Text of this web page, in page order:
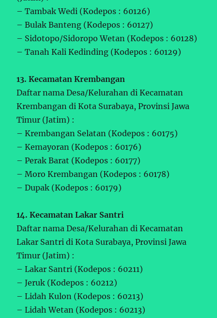
– Tambak Wedi (Kodepos : 60126)
– Bulak Banteng (Kodepos : 60127)
– Sidotopo/Sidoropo Wetan (Kodepos : 60128)
– Tanah Kali Kedinding (Kodepos : 60129)
13. Kecamatan Krembangan
Daftar nama Desa/Kelurahan di Kecamatan
Krembangan di Kota Surabaya, Provinsi Jawa
Timur (Jatim) :
– Krembangan Selatan (Kodepos : 60175)
– Kemayoran (Kodepos : 60176)
– Perak Barat (Kodepos : 60177)
– Moro Krembangan (Kodepos : 60178)
– Dupak (Kodepos : 60179)
14. Kecamatan Lakar Santri
Daftar nama Desa/Kelurahan di Kecamatan
Lakar Santri di Kota Surabaya, Provinsi Jawa
Timur (Jatim) :
– Lakar Santri (Kodepos : 60211)
– Jeruk (Kodepos : 60212)
– Lidah Kulon (Kodepos : 60213)
– Lidah Wetan (Kodepos : 60213)